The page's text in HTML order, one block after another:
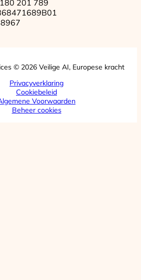
201 789
© 2026 Veilige AI, Europese kracht
Privacyverklaring
Cookiebeleid
Voorwaarden
Beheer cookies